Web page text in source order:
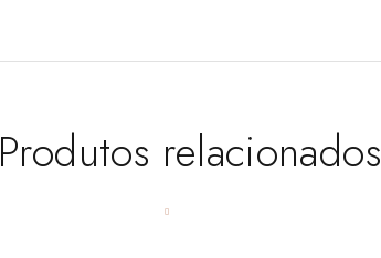
Produtos relacionados